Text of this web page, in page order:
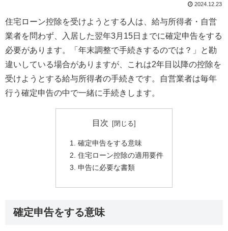
2024.12.23
住宅ローン控除を受けようとする人は、給与所得者・自営
業者を問わず、入居した翌年3月15日までに確定申告をする
必要があります。「年末調整で手続きするのでは？」と勘
違いしている場合がありますが、これは2年目以降の控除を
受けようとする給与所得者の手続きです。自営業者は毎年
行う確定申告の中で一緒に手続きします。
目次
確定申告をする意味
住宅ローン控除の適用要件
申告に必要な書類
確定申告をする意味